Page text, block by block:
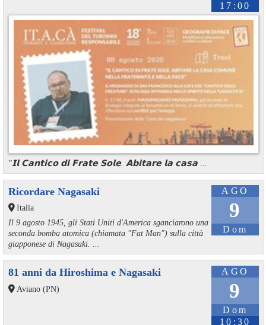
17:00
"𝗜𝗹 𝗖𝗮𝗻𝘁𝗶𝗰𝗼 𝗱𝗶 𝗙𝗿𝗮𝘁𝗲 𝗦𝗼𝗹𝗲. 𝗔𝗯𝗶𝘁𝗮𝗿𝗲 𝗹𝗮 𝗰𝗮𝘀𝗮 ...
AGO
9
Dom
Ricordare Nagasaki
Italia
Il 9 agosto 1945, gli Stati Uniti d'America sganciarono una
seconda bomba atomica (chiamata "Fat Man") sulla città
giapponese di Nagasaki. ...
AGO
9
Dom
10:30
81 anni da Hiroshima e Nagasaki
Aviano (PN)